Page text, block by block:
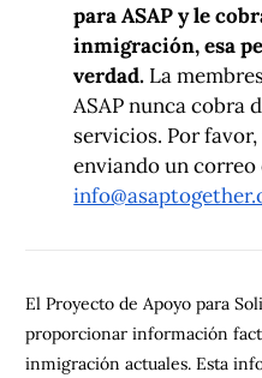
para ASAP y le
inmigración, esa
verdad. La
ASAP nunca cobra
servicios. Por
enviando un
El Proyecto de Apoyo para
proporcionar información
inmigración actuales. Esta